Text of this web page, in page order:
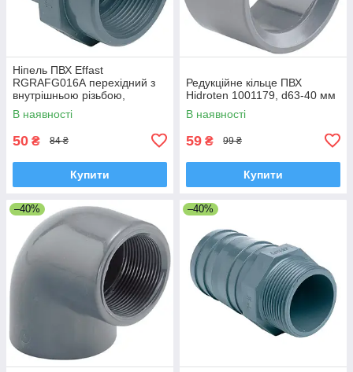
Ніпель ПВХ Effast
RGRAFG016А перехідний з
внутрішньою різьбою,
d16x3/8"
В наявності
50 ₴ 84 ₴
Купити
Редукційне кільце ПВХ
Hidroten 1001179, d63-40 мм
В наявності
59 ₴ 99 ₴
Купити
–40% –40%